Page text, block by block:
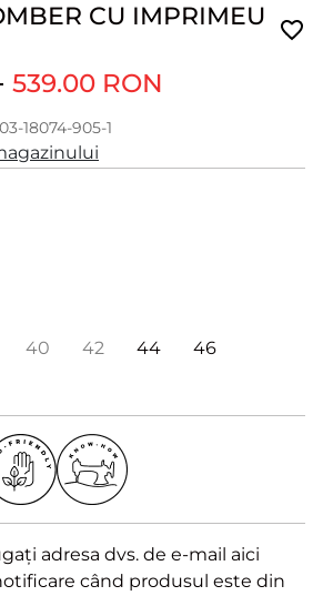
CU IMPRIMEU
539.00 RON
18074-905-1
40 42 44
46
adresa dvs. de e-mail aici
când produsul este din